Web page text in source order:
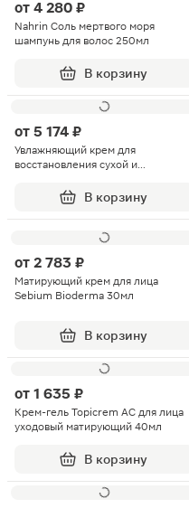
от 4 280 ₽
Nahrin Соль мертвого моря
шампунь для волос 250мл
В корзину
от 5 174 ₽
Увлажняющий крем для
восстановления сухой и
Hydra Hyal 50млВ корзину
от 2 783 ₽
Матирующий крем для лица
Sebium Bioderma 30мл
В корзину
от 1 635 ₽
Крем-гель Topicrem AC для лица
уходовый матирующий 40мл
В корзину